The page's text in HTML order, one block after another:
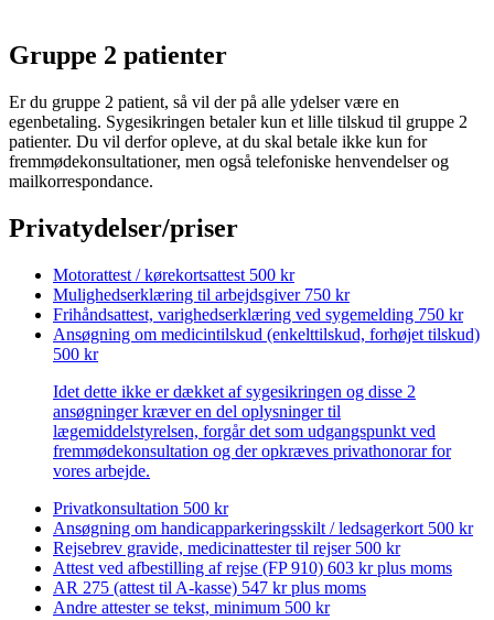
Gruppe 2 patienter
Er du gruppe 2 patient, så vil der på alle ydelser være en
egenbetaling. Sygesikringen betaler kun et lille tilskud til gruppe 2
patienter. Du vil derfor opleve, at du skal betale ikke kun for
fremmødekonsultationer, men også telefoniske henvendelser og
mailkorrespondance.
Privatydelser/priser
Motorattest / kørekortsattest 500 kr
Mulighedserklæring til arbejdsgiver 750 kr
Frihåndsattest, varighedserklæring ved sygemelding 750 kr
Ansøgning om medicintilskud (enkelttilskud, forhøjet tilskud)
500 kr
Idet dette ikke er dækket af sygesikringen og disse 2
ansøgninger kræver en del oplysninger til
lægemiddelstyrelsen, forgår det som udgangspunkt ved
fremmødekonsultation og der opkræves privathonorar for
vores arbejde.
Privatkonsultation 500 kr
Ansøgning om handicapparkeringsskilt / ledsagerkort 500 kr
Rejsebrev gravide, medicinattester til rejser 500 kr
Attest ved afbestilling af rejse (FP 910) 603 kr plus moms
AR 275 (attest til A-kasse) 547 kr plus moms
Andre attesterse tekst, minimum 500 kr